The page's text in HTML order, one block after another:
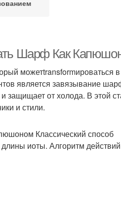
Шарф Как
является завязывание
защищает от холода. В этой
и стили.
Классический способ
иоты. Алгоритм